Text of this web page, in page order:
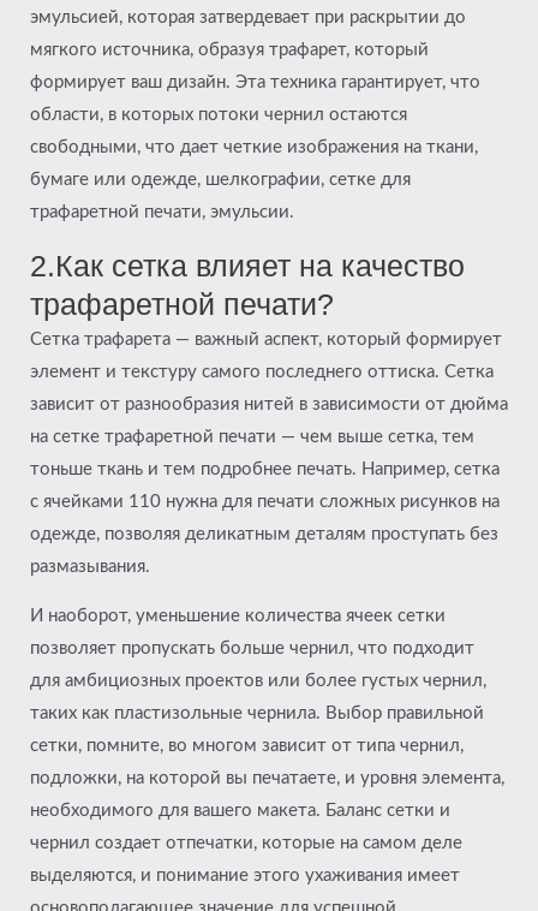
эмульсией, которая затвердевает при раскрытии до
мягкого источника, образуя трафарет, который
формирует ваш дизайн. Эта техника гарантирует, что
области, в которых потоки чернил остаются
свободными, что дает четкие изображения на ткани,
бумаге или одежде, шелкографии, сетке для
трафаретной печати, эмульсии.
2.Как сетка влияет на качество
трафаретной печати?
Сетка трафарета — важный аспект, который формирует
элемент и текстуру самого последнего оттиска. Сетка
зависит от разнообразия нитей в зависимости от дюйма
на сетке трафаретной печати — чем выше сетка, тем
тоньше ткань и тем подробнее печать. Например, сетка
с ячейками 110 нужна для печати сложных рисунков на
одежде, позволяя деликатным деталям проступать без
размазывания.
И наоборот, уменьшение количества ячеек сетки
позволяет пропускать больше чернил, что подходит
для амбициозных проектов или более густых чернил,
таких как пластизольные чернила. Выбор правильной
сетки, помните, во многом зависит от типа чернил,
подложки, на которой вы печатаете, и уровня элемента,
необходимого для вашего макета. Баланс сетки и
чернил создает отпечатки, которые на самом деле
выделяются, и понимание этого ухаживания имеет